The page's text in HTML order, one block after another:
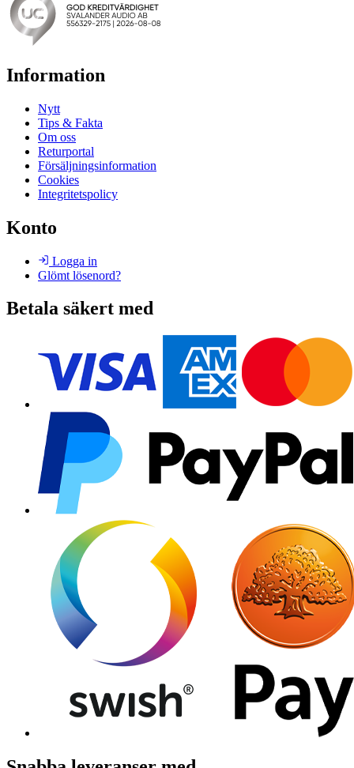
Information
Nytt
Tips & Fakta
Om oss
Returportal
Försäljningsinformation
Cookies
Integritetspolicy
Konto
Logga in
Glömt lösenord?
Betala säkert med